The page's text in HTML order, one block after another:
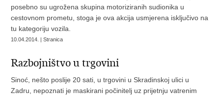
posebno su ugrožena skupina motoriziranih sudionika u
cestovnom prometu, stoga je ova akcija usmjerena isključivo na
tu kategoriju vozila.
10.04.2014. | Stranica
Razbojništvo u trgovini
Sinoć, nešto poslije 20 sati, u trgovini u Skradinskoj ulici u
Zadru, nepoznati je maskirani počinitelj uz prijetnju vatrenim